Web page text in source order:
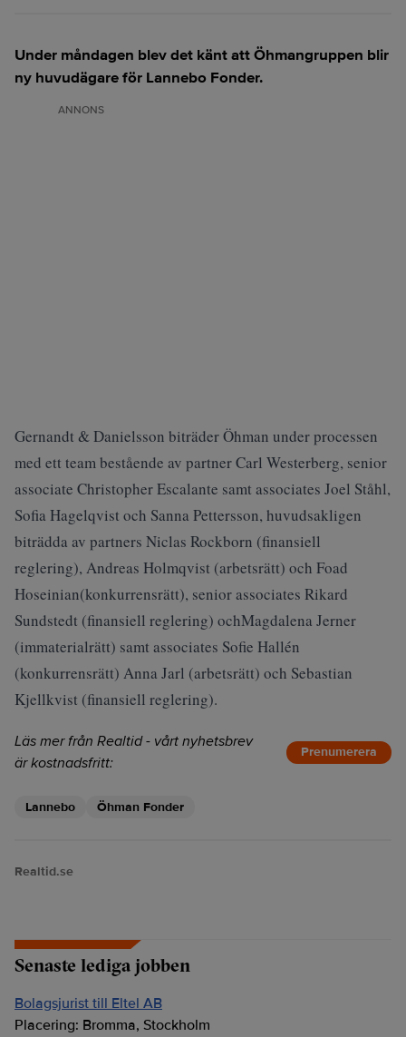
Under måndagen blev det känt att Öhmangruppen blir
ny huvudägare för Lannebo Fonder.
ANNONS
Gernandt & Danielsson biträder Öhman under processen
med ett team bestående av partner Carl Westerberg, senior
associate Christopher Escalante samt associates Joel Ståhl,
Sofia Hagelqvist och Sanna Pettersson, huvudsakligen
biträdda av partners Niclas Rockborn (finansiell
reglering), Andreas Holmqvist (arbetsrätt) och Foad
Hoseinian(konkurrensrätt), senior associates Rikard
Sundstedt (finansiell reglering) ochMagdalena Jerner
(immaterialrätt) samt associates Sofie Hallén
(konkurrensrätt) Anna Jarl (arbetsrätt) och Sebastian
Kjellkvist (finansiell reglering).
Läs mer från Realtid - vårt nyhetsbrev
är kostnadsfritt:
Prenumerera
Lannebo Öhman Fonder
Realtid.se
Senaste lediga jobben
Bolagsjurist till Eltel AB
Placering: Bromma, Stockholm